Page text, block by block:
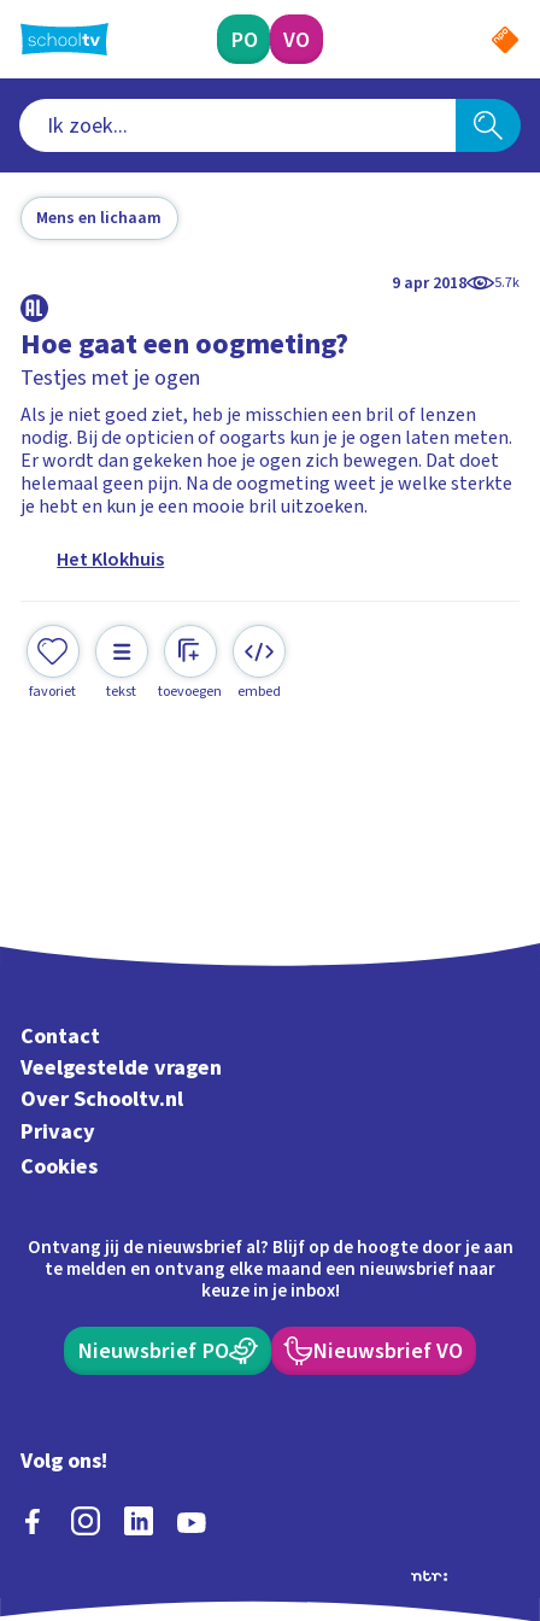
naar
hoofdinhoud
PO VO
Mens en lichaam
9 apr 2018 5.7k
Hoe gaat een oogmeting?
Testjes met je ogen
Als je niet goed ziet, heb je misschien een bril of lenzen
nodig. Bij de opticien of oogarts kun je je ogen laten meten.
Er wordt dan gekeken hoe je ogen zich bewegen. Dat doet
helemaal geen pijn. Na de oogmeting weet je welke sterkte
je hebt en kun je een mooie bril uitzoeken.
Het Klokhuis
favoriet tekst toevoegen embed
Contact
Veelgestelde vragen
Over Schooltv.nl
Privacy
Cookies
Ontvang jij de nieuwsbrief al? Blijf op de hoogte door je aan
te melden en ontvang elke maand een nieuwsbrief naar
keuze in je inbox!
Nieuwsbrief PO Nieuwsbrief VO
Volg ons!